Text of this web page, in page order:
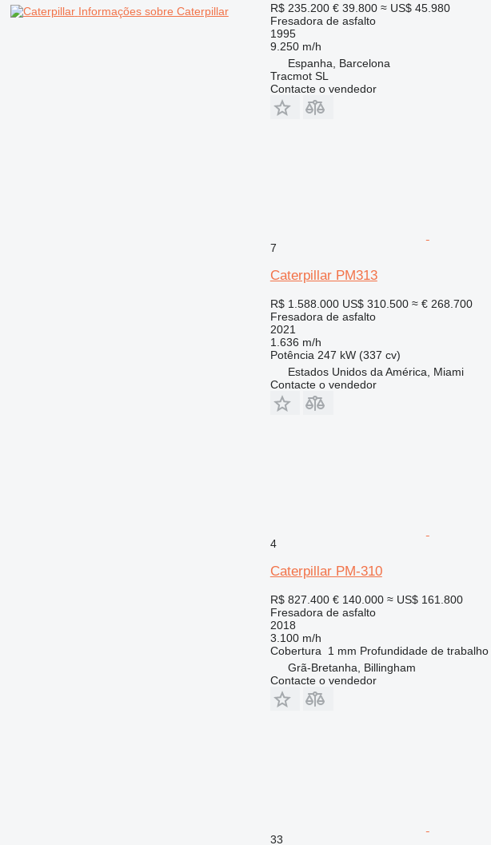
Informações sobre Caterpillar R$ 235.200 € 39.800 ≈ US$ 45.980
Fresadora de asfalto
1995
9.250 m/h
Espanha, Barcelona
Tracmot SL
Contacte o vendedor
7
Caterpillar PM313
R$ 1.588.000 US$ 310.500 ≈ € 268.700
Fresadora de asfalto
2021
1.636 m/h
Potência 247 kW (337 cv)
Estados Unidos da América, Miami
Contacte o vendedor
4
Caterpillar PM-310
R$ 827.400 € 140.000 ≈ US$ 161.800
Fresadora de asfalto
2018
3.100 m/h
Cobertura
1 mm Profundidade de trabalho
Grã-Bretanha, Billingham
Contacte o vendedor
33